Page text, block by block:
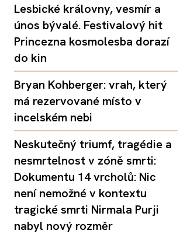
Lesbické královny, vesmír a
únos bývalé. Festivalový hit
Princezna kosmolesba dorazí
do kin
Bryan Kohberger: vrah, který
má rezervované místo v
incelském nebi
Neskutečný triumf, tragédie a
nesmrtelnost v zóně smrti:
Dokumentu 14 vrcholů: Nic
není nemožné v kontextu
tragické smrti Nirmala Purji
nabyl nový rozměr